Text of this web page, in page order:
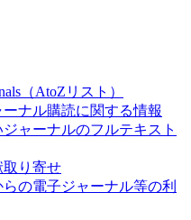
（AtoZリスト）
ナル購読に関する情報
ャーナルのフルテキスト
取り寄せ
の電子ジャーナル等の利